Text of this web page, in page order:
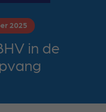
2025
in de